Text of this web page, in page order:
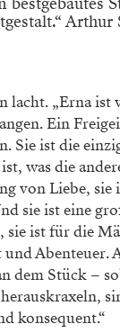
lacht. „Erna ist
Ein
Sie ist die
was die
von Liebe, sie
sie ist eine
sie ist für die
Abenteuer.
dem Stück –
konsequent.“